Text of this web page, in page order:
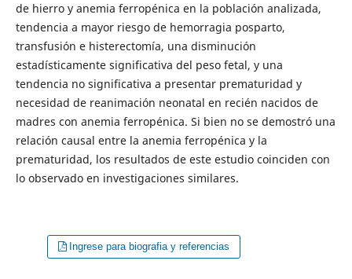
de hierro y anemia ferropénica en la población analizada,
tendencia a mayor riesgo de hemorragia posparto,
transfusión e histerectomía, una disminución
estadísticamente significativa del peso fetal, y una
tendencia no significativa a presentar prematuridad y
necesidad de reanimación neonatal en recién nacidos de
madres con anemia ferropénica. Si bien no se demostró una
relación causal entre la anemia ferropénica y la
prematuridad, los resultados de este estudio coinciden con
lo observado en investigaciones similares.
Ingrese para biografia y referencias